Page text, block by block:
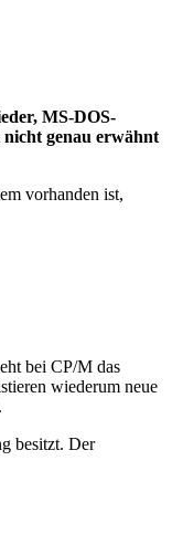
MS-DOS-
nicht genau erwähnt
vorhanden ist,
bei CP/M das
wiederum neue
besitzt. Der